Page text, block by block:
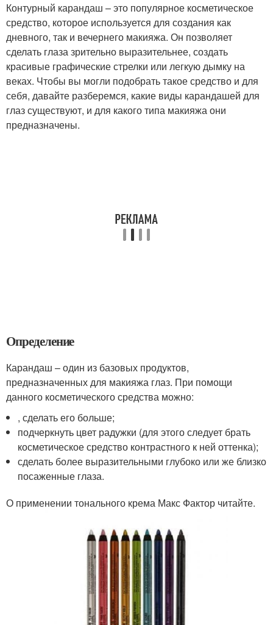
Контурный карандаш – это популярное косметическое
средство, которое используется для создания как
дневного, так и вечернего макияжа. Он позволяет
сделать глаза зрительно выразительнее, создать
красивые графические стрелки или легкую дымку на
веках. Чтобы вы могли подобрать такое средство и для
себя, давайте разберемся, какие виды карандашей для
глаз существуют, и для какого типа макияжа они
предназначены.
Определение
Карандаш – один из базовых продуктов,
предназначенных для макияжа глаз. При помощи
данного косметического средства можно:
, сделать его больше;
подчеркнуть цвет радужки (для этого следует брать
косметическое средство контрастного к ней оттенка);
сделать более выразительными глубоко или же близко
посаженные глаза.
О применении тонального крема Макс Фактор читайте.